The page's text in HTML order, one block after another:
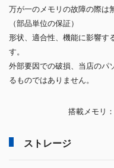
万が一のメモリの故障の際は
（部品単位の保証）
形状、適合性、機能に影響す
す。
外部要因での破損、当店のパ
るものではありません。
搭載メモリ
ストレージ